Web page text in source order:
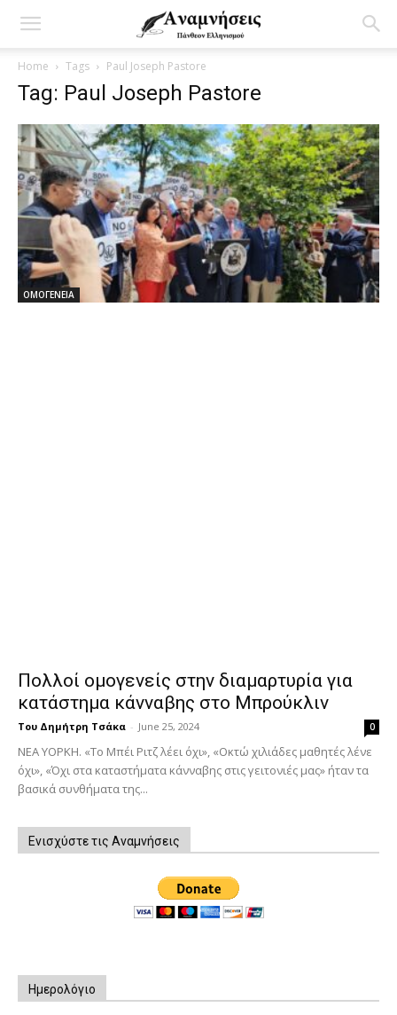
Home Tags Paul Joseph Pastore
Tag: Paul Joseph Pastore
ΟΜΟΓΕΝΕΙΑ
Πολλοί ομογενείς στην διαμαρτυρία για
κατάστημα κάνναβης στο Μπρούκλιν
Του Δημήτρη Τσάκα - June 25, 2024 0
ΝΕΑ ΥΟΡΚΗ. «Το Μπέι Ριτζ λέει όχι», «Οκτώ χιλιάδες μαθητές λένε
όχι», «Όχι στα καταστήματα κάνναβης στις γειτονιές μας» ήταν τα
βασικά συνθήματα της...
Ενισχύστε τις Αναμνήσεις
Ημερολόγιο